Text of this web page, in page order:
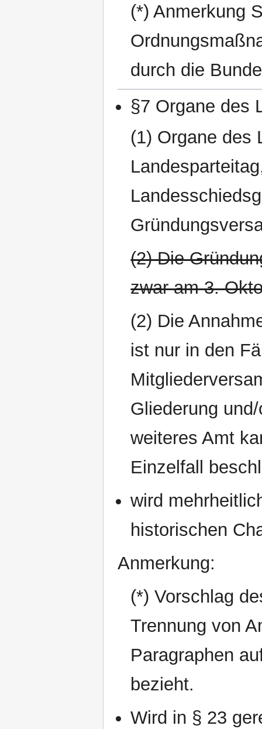
(*) Anmerkung
durch die
§7 Organe des
(1) Organe des
(2) Die
zwar am 3.
(2) Die
ist nur in den
Gliederung
weiteres Amt
Einzelfall
wird
historischen
Anmerkung:
(*) Vorschlag
Trennung von
Paragraphen
bezieht.
Wird in § 23